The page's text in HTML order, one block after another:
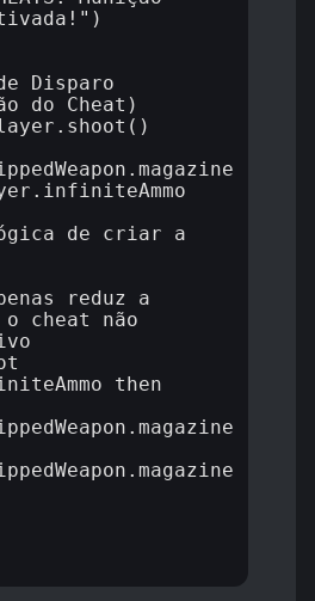
Disparo
do Cheat)
o cheat não
then